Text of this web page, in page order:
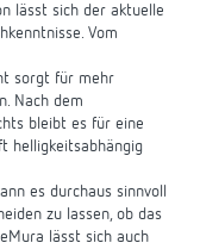
lässt sich der aktuelle
Vom
sorgt für mehr
Nach dem
bleibt es für eine
helligkeitsabhängig
es durchaus sinnvoll
zu lassen, ob das
lässt sich auch